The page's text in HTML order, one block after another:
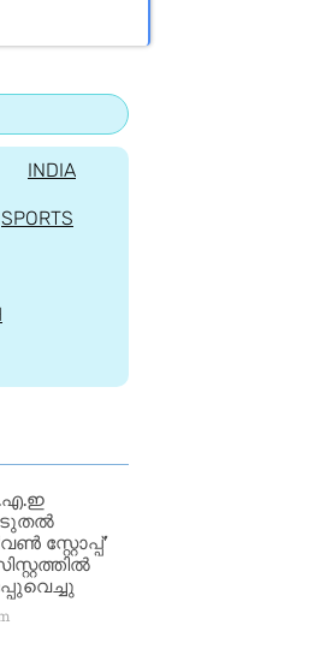
INDIA
SPORTS
സ്റ്റോപ്പ്’